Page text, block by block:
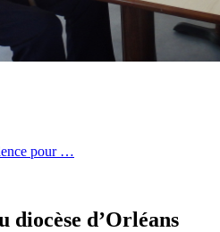
pour …
diocèse d’Orléans